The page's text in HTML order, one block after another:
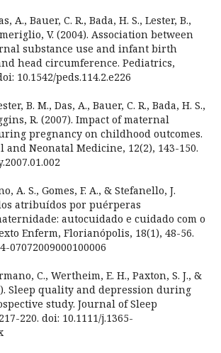
A., Bauer, C. R., Bada, H. S., Lester, B.,
V. (2004). Association between
substance use and infant birth
head circumference. Pediatrics,
10.1542/peds.114.2.e226
B. M., Das, A., Bauer, C. R., Bada, H. S.,
R. (2007). Impact of maternal
pregnancy on childhood outcomes.
and Neonatal Medicine, 12(2), 143-150.
A. S., Gomes, F. A., & Stefanello, J.
atribuídos por puérperas
autocuidado e cuidado com o
Enferm, Florianópolis, 18(1), 48-56.
07072009000100006
C., Wertheim, E. H., Paxton, S. J., &
Sleep quality and depression during
study. Journal of Sleep
220. doi: 10.1111/j.1365-